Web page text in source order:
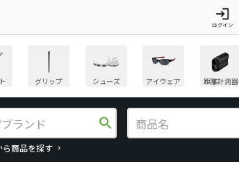
login
ログイン
グリップ シューズ アイウェア 距離計測器
search
ら商品を探す